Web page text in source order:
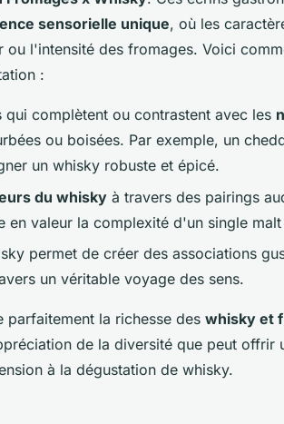
sensorielle unique, où les
ou l'intensité des fromages. Voici
:
qui complètent ou contrastent avec les
ou boisées. Par exemple, un
un whisky robuste et épicé.
du whisky à travers des pairings
en valeur la complexité d'un single
permet de créer des associations
un véritable voyage des sens.
parfaitement la richesse des whisky et
de la diversité que peut offrir
à la dégustation de whisky.